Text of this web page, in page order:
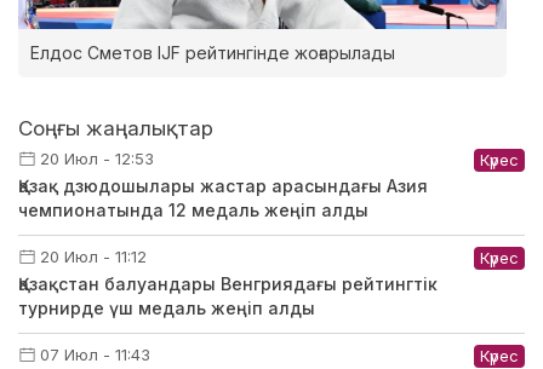
Елдос Сметов IJF рейтингінде жоғарылады
Соңғы жаңалықтар
20 Июл - 12:53 Күрес
Қазақ дзюдошылары жастар арасындағы Азия
чемпионатында 12 медаль жеңіп алды
20 Июл - 11:12 Күрес
Қазақстан балуандары Венгриядағы рейтингтік
турнирде үш медаль жеңіп алды
07 Июл - 11:43 Күрес